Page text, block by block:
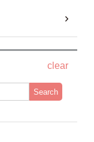
clear
Search